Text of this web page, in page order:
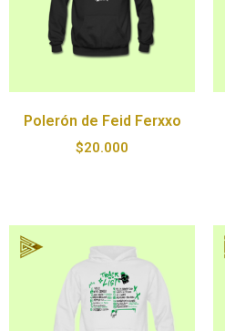
Polerón de Feid Ferxxo
$20.000